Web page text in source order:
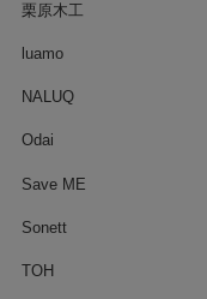
栗原木工
luamo
NALUQ
Odai
Save ME
Sonett
TOH